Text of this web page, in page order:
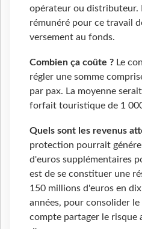
opérateur ou distributeur.
rémunéré pour ce travail
versement au fonds.
Combien ça coûte ? Le
régler une somme
par pax. La moyenne
forfait touristique de 1
Quels sont les revenus
protection pourrait
d'euros supplémentaires
est de se constituer une
150 millions d'euros en
années, pour consolider
compte partager le risque